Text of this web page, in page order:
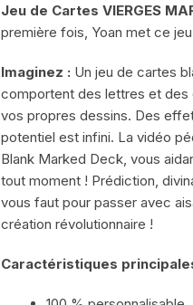
Jeu de Cartes VIERGES
première fois, Yoan met ce
Imaginez : Un jeu de cartes
comportent des lettres et des
vos propres dessins. Des
potentiel est infini. La vidéo
Blank Marked Deck, vous
tout moment ! Prédiction,
vous faut pour passer avec
création révolutionnaire !
Caractéristiques